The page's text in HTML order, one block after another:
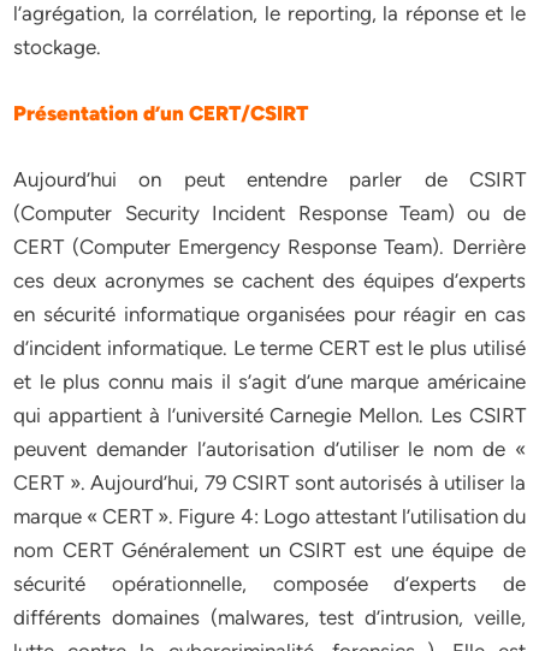
l’agrégation, la corrélation, le reporting, la réponse et le
stockage.
Présentation d’un CERT/CSIRT
Aujourd’hui on peut entendre parler de CSIRT
(Computer Security Incident Response Team) ou de
CERT (Computer Emergency Response Team). Derrière
ces deux acronymes se cachent des équipes d’experts
en sécurité informatique organisées pour réagir en cas
d’incident informatique. Le terme CERT est le plus utilisé
et le plus connu mais il s’agit d’une marque américaine
qui appartient à l’université Carnegie Mellon. Les CSIRT
peuvent demander l’autorisation d’utiliser le nom de «
CERT ». Aujourd’hui, 79 CSIRT sont autorisés à utiliser la
marque « CERT ». Figure 4: Logo attestant l’utilisation du
nom CERT Généralement un CSIRT est une équipe de
sécurité opérationnelle, composée d’experts de
différents domaines (malwares, test d’intrusion, veille,